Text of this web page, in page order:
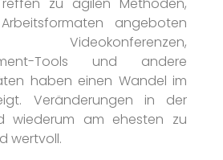
angeboten
Tools und andere
haben einen Wandel im
Veränderungen in der
wiederum am ehesten zu
wertvoll.